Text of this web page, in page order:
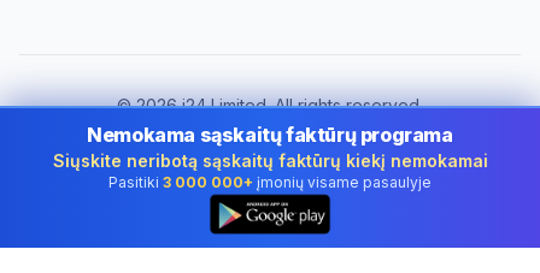
©2026i24 Limited. All rights reserved.
Įmonėms Lithuania
Keisti šalį:
Lithuania
Nemokama sąskaitų faktūrų programa
Siųskite neribotą sąskaitų faktūrų kiekį nemokamai
Pasitiki 3 000 000+ įmonių visame pasaulyje